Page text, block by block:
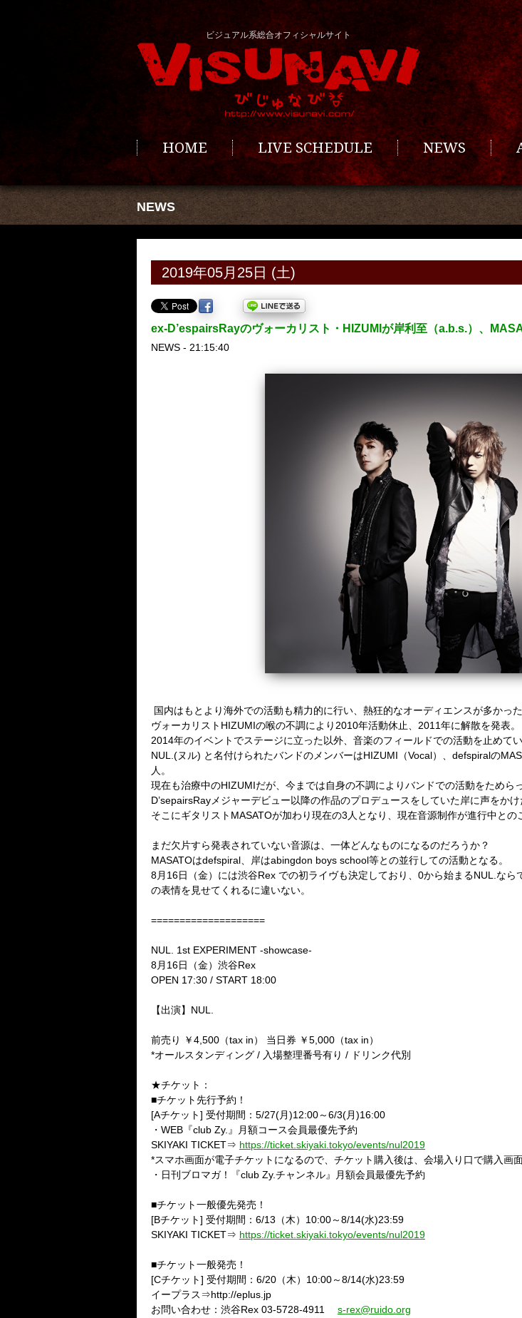
ビジュアル系総合オフィシャルサイト
HOME LIVE SCHEDULE NEWS
NEWS
2019年05月25日 (土)
ex-D’espairsRayのヴォーカリスト・HIZUMIが岸利至（a.b.s.）、
NEWS - 21:15:40
国内はもとより海外での活動も精力的に行い、熱狂的なオーディエンスが多かった
ヴォーカリスト HIZUMIの喉の不調により 2010年活動休止、 2011年に解散を発表。
2014年のイベントでステージに立った以外、音楽のフィールドでの活動を止めて
NUL.(ヌル) と名付けられたバンドのメンバーはHIZUMI （Vocal）、 defspiralの
人。
現在も治療中のHIZUMIだが、今までは自身の不調によりバンドでの活動をためら
D’sepairsRay メジャーデビュー以降の作品のプロデュースをしていた岸に声をか
そこにギタリスト MASATOが加わり現在の3 人となり、現在音源制作が進行中との
まだ欠片すら発表されていない音源は、一体どんなものになるのだろうか？
MASATOはdefspiral 、岸はabingdon boys school等との並行しての活動となる。
8月 16日（金）には渋谷Rex での初ライヴも決定しており、 0から始まるNUL. なら
の表情を見せてくれるに違いない。
====================
NUL. 1st EXPERIMENT -showcase-
8月 16日（金）渋谷Rex
OPEN 17:30 / START 18:00
【出演】 NUL.
前売り ￥4,500 （tax in） 当日券 ￥5,000 （tax in）
*オールスタンディング / 入場整理番号有り / ドリンク代別
★チケット：
■チケット先行予約！
[Aチケット] 受付期間： 5/27(月)12:00～6/3(月)16:00
・ WEB 『club Zy. 』月額コース会員最優先予約
SKIYAKI TICKET⇒ https://ticket.skiyaki.tokyo/events/nul2019
*スマホ画面が電子チケットになるので、チケット購入後は、会場入り口で購入画
・日刊ブロマガ！『club Zy.チャンネル』月額会員最優先予約
■チケット一般優先発売！
[Bチケット] 受付期間： 6/13 （木） 10:00～8/14(水)23:59
SKIYAKI TICKET⇒ https://ticket.skiyaki.tokyo/events/nul2019
■チケット一般発売！
[Cチケット] 受付期間： 6/20 （木） 10:00～8/14(水)23:59
イープラス⇒http://eplus.jp
お問い合わせ：渋谷Rex 03-5728-4911 s-rex@ruido.org